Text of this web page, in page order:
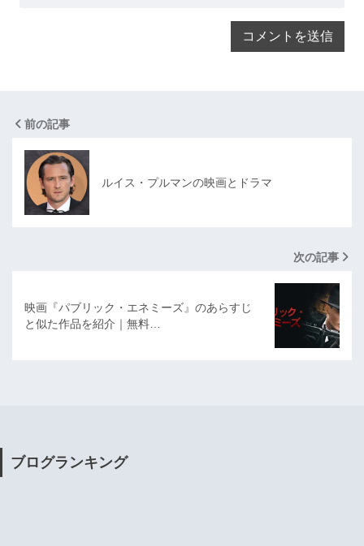
前の記事
ルイス・プルマンの映画とドラマ
次の記事
映画『パブリック・エネミーズ』のあらすじ
と似た作品を紹介｜無料…
ブログランキング